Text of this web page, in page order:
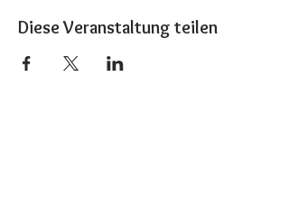
Diese Veranstaltung teilen